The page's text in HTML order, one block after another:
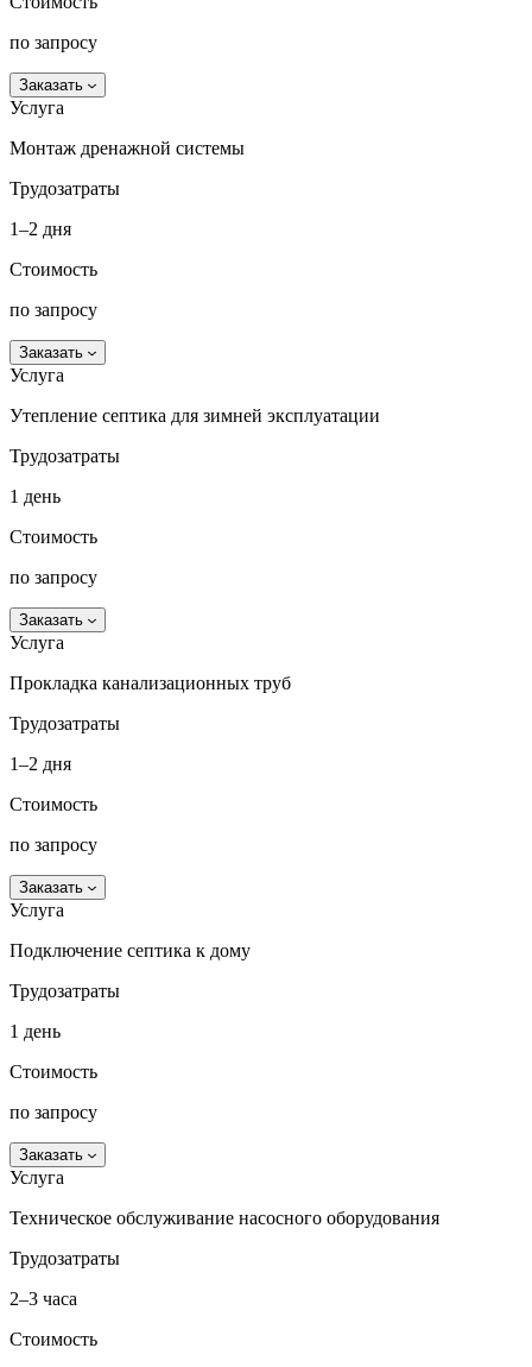
по запросу
Заказать
Услуга
Монтаж дренажной системы
Трудозатраты
1–2 дня
Стоимость
по запросу
Заказать
Услуга
Утепление септика для зимней эксплуатации
Трудозатраты
1 день
Стоимость
по запросу
Заказать
Услуга
Прокладка канализационных труб
Трудозатраты
1–2 дня
Стоимость
по запросу
Заказать
Услуга
Подключение септика к дому
Трудозатраты
1 день
Стоимость
по запросу
Заказать
Услуга
Техническое обслуживание насосного оборудования
Трудозатраты
2–3 часа
Стоимость